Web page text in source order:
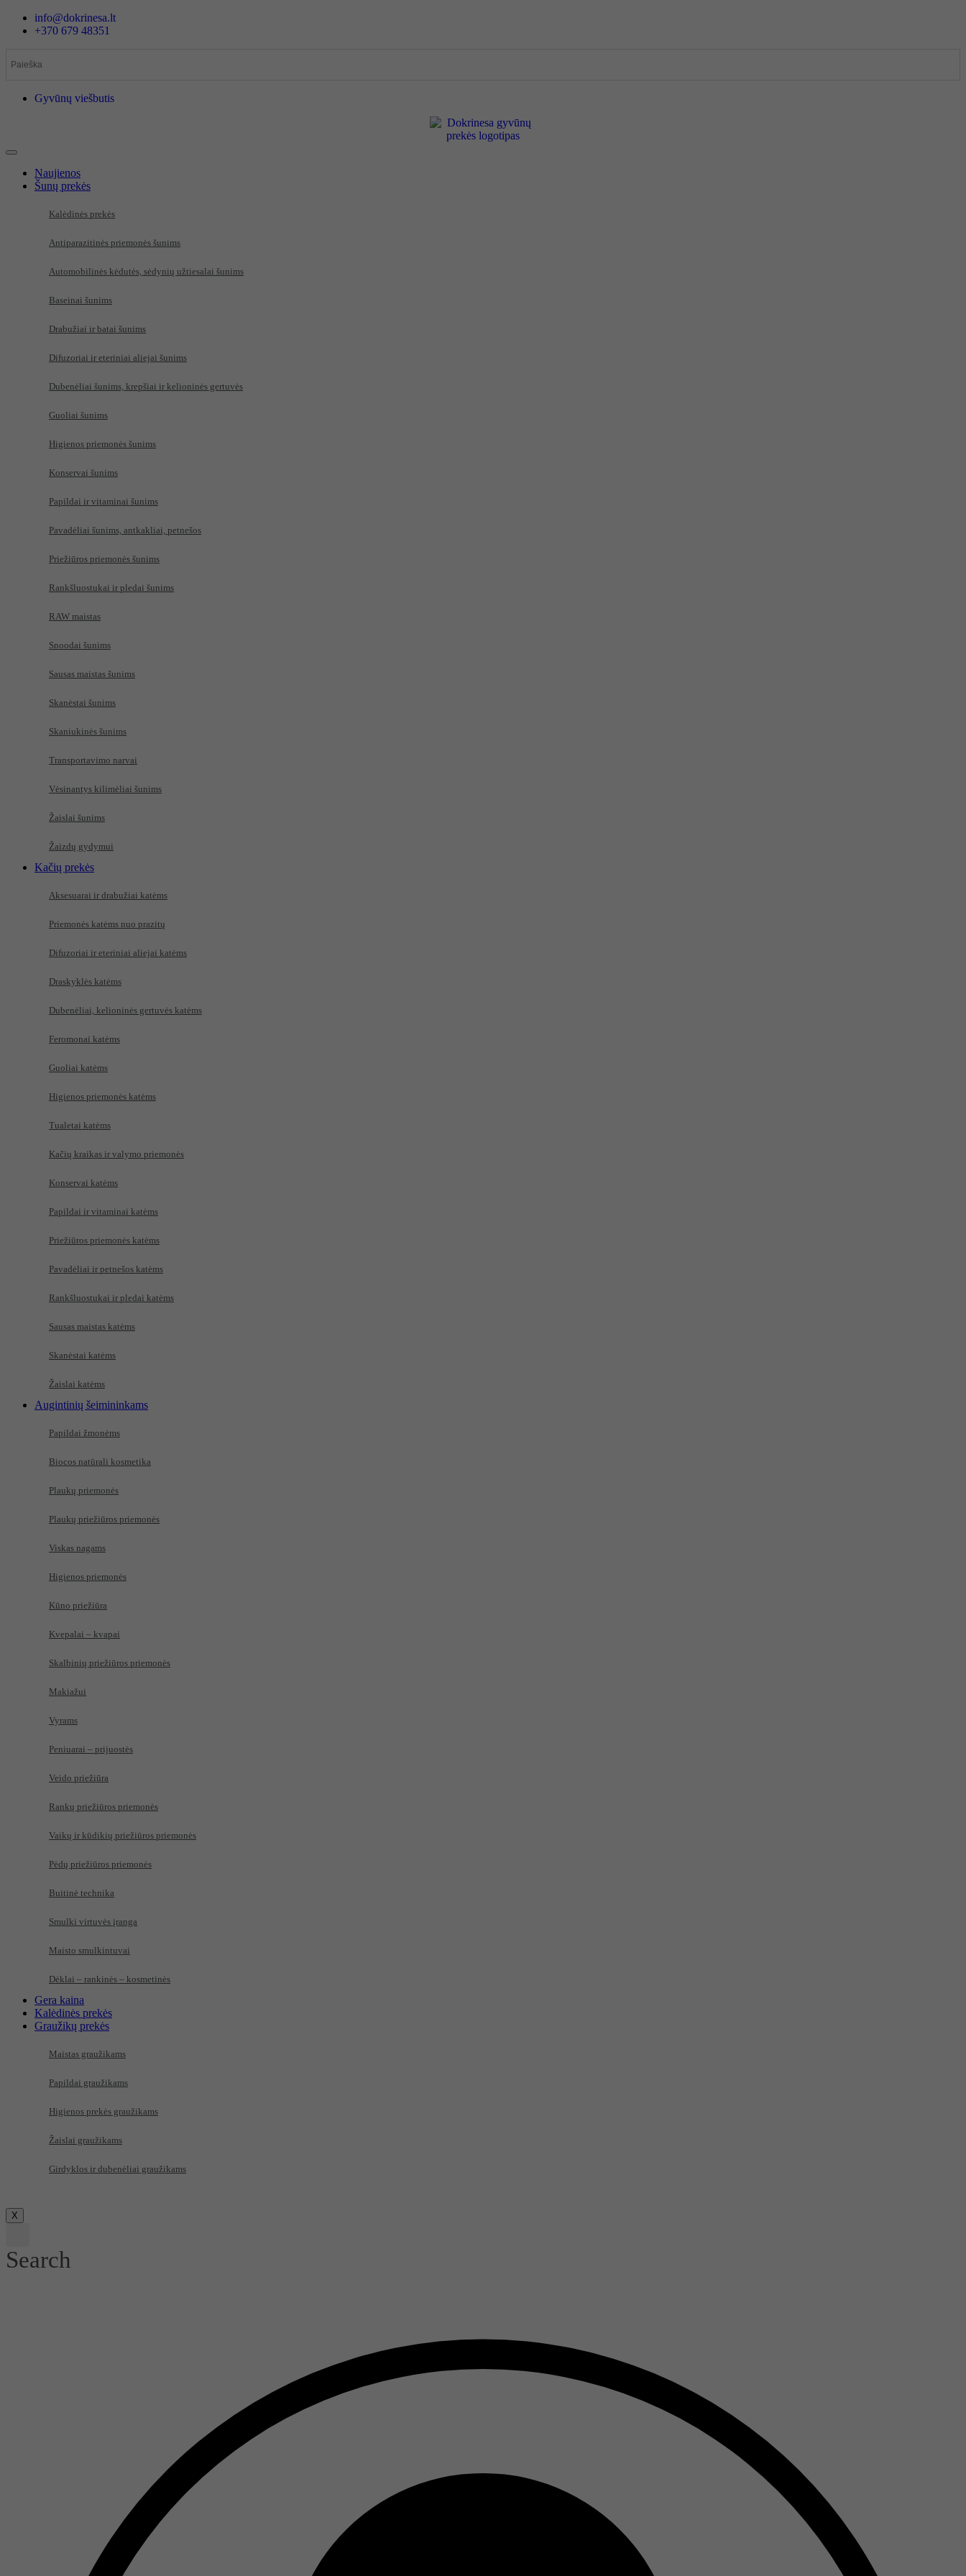
info@dokrinesa.lt
+370 679 48351
Gyvūnų viešbutis
Naujienos
Šunų prekės
Kalėdinės prekės
Antiparazitinės priemonės šunims
Automobilinės kėdutės, sėdynių užtiesalai šunims
Baseinai šunims
Drabužiai ir batai šunims
Difuzoriai ir eteriniai aliejai šunims
Dubenėliai šunims, krepšiai ir kelioninės gertuvės
Guoliai šunims
Higienos priemonės šunims
Konservai šunims
Papildai ir vitaminai šunims
Pavadėliai šunims, antkakliai, petnešos
Priežiūros priemonės šunims
Rankšluostukai ir pledai šunims
RAW maistas
Snoodai šunims
Sausas maistas šunims
Skanėstai šunims
Skaniukinės šunims
Transportavimo narvai
Vėsinantys kilimėliai šunims
Žaislai šunims
Žaizdų gydymui
Kačių prekės
Aksesuarai ir drabužiai katėms
Priemonės katėms nuo prazitų
Difuzoriai ir eteriniai aliejai katėms
Draskyklės katėms
Dubenėliai, kelioninės gertuvės katėms
Feromonai katėms
Guoliai katėms
Higienos priemonės katėms
Tualetai katėms
Kačių kraikas ir valymo priemonės
Konservai katėms
Papildai ir vitaminai katėms
Priežiūros priemonės katėms
Pavadėliai ir petnešos katėms
Rankšluostukai ir pledai katėms
Sausas maistas katėms
Skanėstai katėms
Žaislai katėms
Augintinių šeimininkams
Papildai žmonėms
Biocos natūrali kosmetika
Plaukų priemonės
Plaukų priežiūros priemonės
Viskas nagams
Higienos priemonės
Kūno priežiūra
Kvepalai – kvapai
Skalbinių priežiūros priemonės
Makiažui
Vyrams
Peniuarai – prijuostės
Veido priežiūra
Rankų priežiūros priemonės
Vaikų ir kūdikių priežiūros priemonės
Pėdų priežiūros priemonės
Buitinė technika
Smulki virtuvės įranga
Maisto smulkintuvai
Dėklai – rankinės – kosmetinės
Gera kaina
Kalėdinės prekės
Graužikų prekės
Maistas graužikams
Papildai graužikams
Higienos prekės graužikams
Žaislai graužikams
Girdyklos ir dubenėliai graužikams
X
Search